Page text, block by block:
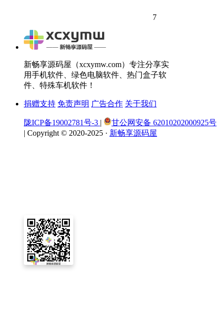
7
新畅享源码屋（xcxymw.com）专注分享实
用手机软件、绿色电脑软件、热门盒子软
件、特殊车机软件！
捐赠支持 免责声明 广告合作 关于我们
陇ICP备19002781号-3 |
甘公网安备 62010202000925号
| Copyright © 2020-2025 · 新畅享源码屋